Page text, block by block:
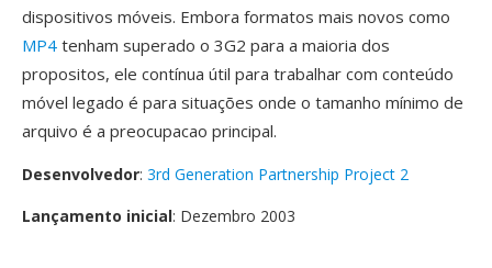
dispositivos móveis. Embora formatos mais novos como
MP4 tenham superado o 3G2 para a maioria dos
propositos, ele contínua útil para trabalhar com conteúdo
móvel legado é para situações onde o tamanho mínimo de
arquivo é a preocupacao principal.
Desenvolvedor: 3rd Generation Partnership Project 2
Lançamento inicial: Dezembro 2003